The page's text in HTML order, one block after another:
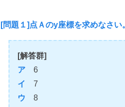
[問題１]点Ａのy座標を求めなさい
[解答群]
ア 6
イ
7
ウ 8